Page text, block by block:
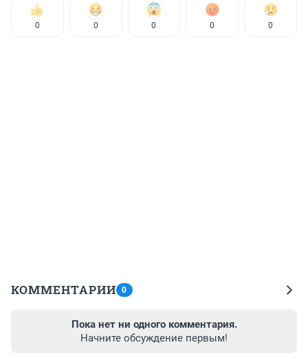
0 0 0 0 0
КОММЕНТАРИИ 0
Пока нет ни одного комментария.
Начните обсуждение первым!